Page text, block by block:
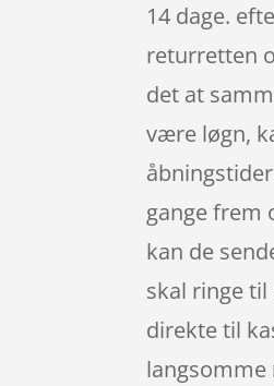
14 dage.
returretten
det at
være løgn,
gange frem
kan de
skal ringe
direkte til
langsomme